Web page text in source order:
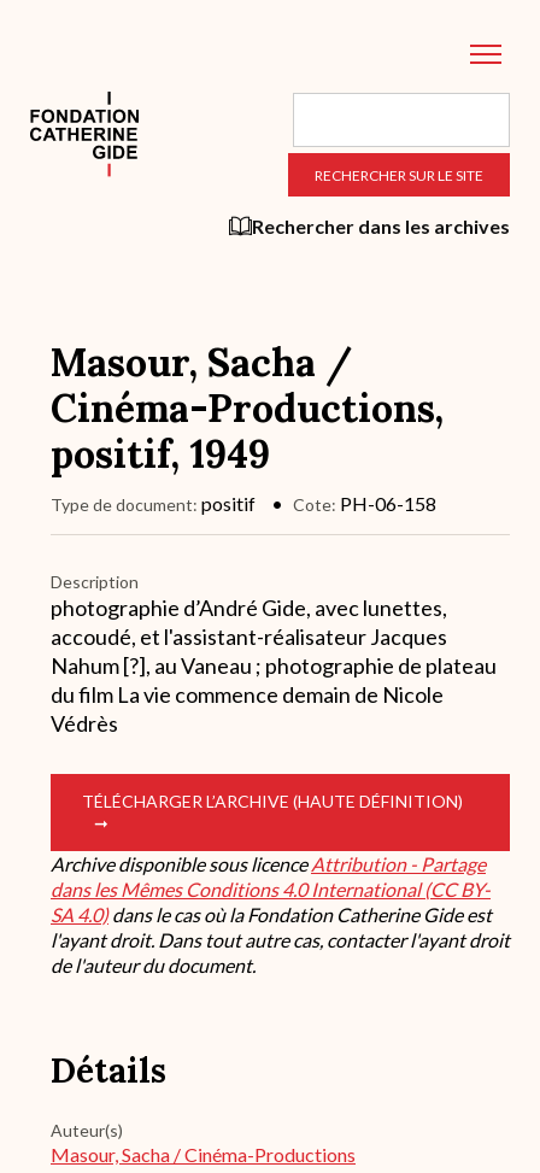
principal
Rechercher dans les archives
Masour, Sacha /
Cinéma-Productions,
positif, 1949
Type de document positif Cote PH-06-158
Description
photographie d’André Gide, avec lunettes,
accoudé, et l'assistant-réalisateur Jacques
Nahum [?], au Vaneau ; photographie de plateau
du film La vie commence demain de Nicole
Védrès
TÉLÉCHARGER L’ARCHIVE (HAUTE DÉFINITION)
Archive disponible sous licenceAttribution - Partage
dans les Mêmes Conditions 4.0 International (CC BY-
SA 4.0)dans le cas où la Fondation Catherine Gide est
l'ayant droit. Dans tout autre cas, contacter l'ayant droit
de l'auteur du document.
Détails
Auteur(s)
Masour, Sacha / Cinéma-Productions